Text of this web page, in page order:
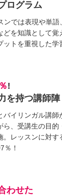
ログラム
ンでは表現や単語
どを知識として覚
ットを重視した学
!
を持つ講師陣
バイリンガル講師
ら、受講生の目的
。レッスンに対す
％！
わせた